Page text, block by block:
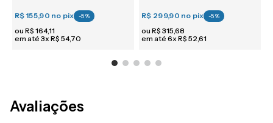
R$ 155,90 no pix -5%
ou R$ 164,11
em até 3xR$ 54,70
R$ 299,90 no pix -5%
ou R$ 315,68
em até 6xR$ 52,61
Avaliações